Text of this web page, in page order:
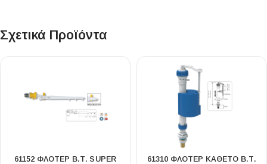
Σχετικά Προϊόντα
61152 ΦΛΟΤΈΡ Β.Τ. SUPER
61310 ΦΛΟΤΈΡ ΚΆΘΕΤΟ Β.Τ.